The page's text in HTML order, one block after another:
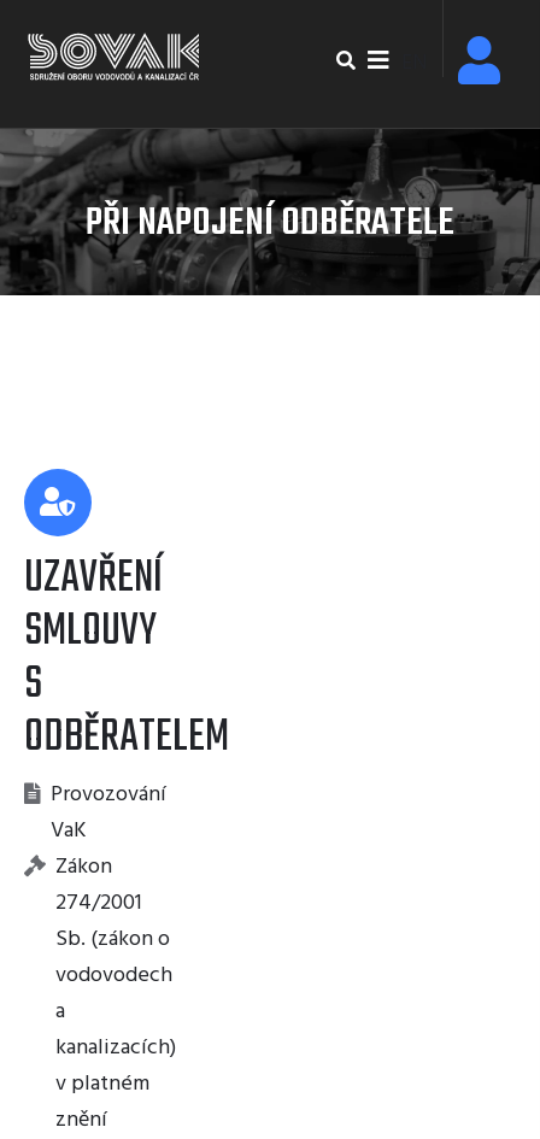
hlavnímu
obsahu
PŘI NAPOJENÍ ODBĚRATELE
UZAVŘENÍ
SMLOUVY
S
ODBĚRATELEM
Provozování
VaK
Zákon
274/2001
Sb. (zákon o
vodovodech
a
kanalizacích)
v platném
znění